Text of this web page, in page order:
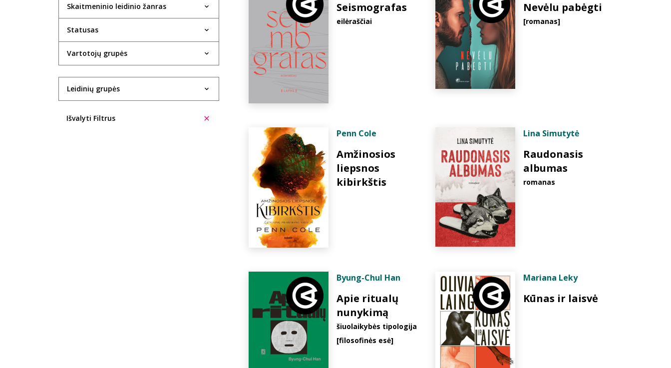
1931
1933
1934
1935
1937
1938
Skaitmeninio leidinio žanras
Statusas
Vartotojų grupės
Leidinių grupės
Išvalyti Filtrus
Seismografas
eilėraščiai
Nevėlu pabėgti
[romanas]
Penn Cole
Amžinosios
liepsnos
kibirkštis
Lina Simutytė
Raudonasis
albumas
romanas
Byung-Chul Han
Apie ritualų
nunykimą
šiuolaikybės tipologija
[filosofinės esė]
Mariana Leky
Kūnas ir laisvė